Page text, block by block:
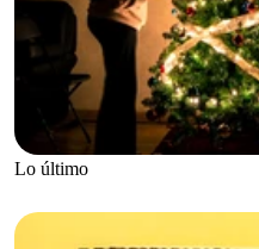
Lo último